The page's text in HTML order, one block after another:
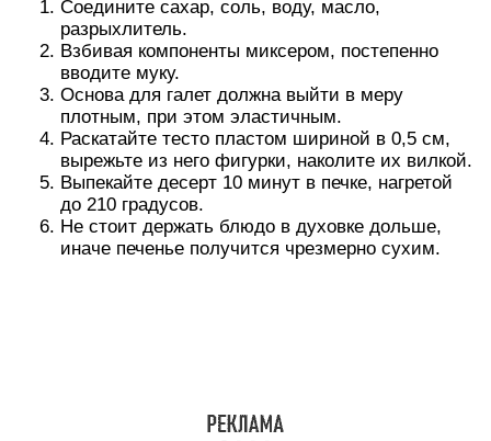
Соедините сахар, соль, воду, масло,
разрыхлитель.
Взбивая компоненты миксером, постепенно
вводите муку.
Основа для галет должна выйти в меру
плотным, при этом эластичным.
Раскатайте тесто пластом шириной в 0,5 см,
вырежьте из него фигурки, наколите их вилкой.
Выпекайте десерт 10 минут в печке, нагретой
до 210 градусов.
Не стоит держать блюдо в духовке дольше,
иначе печенье получится чрезмерно сухим.